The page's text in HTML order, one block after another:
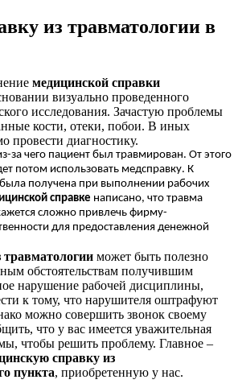
из травматологии в
медицинской справки
визуально проведенного
исследования. Зачастую проблемы
кости, отеки, побои. В иных
провести диагностику.
за чего пациент был травмирован. От этого
потом использовать медсправку. К
получена при выполнении рабочих
справке написано, что травма
сложно привлечь фирму-
для предоставления денежной
травматологии может быть полезно
обстоятельствам получившим
нарушение рабочей дисциплины,
к тому, что нарушителя оштрафуют
можно совершить звонок своему
что у вас имеется уважительная
чтобы решить проблему. Главное –
справку из
пункта, приобретенную у нас.